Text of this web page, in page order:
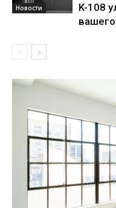
Новости
K-108